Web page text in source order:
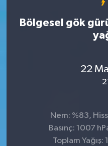
Bölgesel gök
22
Nem: %83,
Basınç: 1007
Toplam Yağış:
PROJELER